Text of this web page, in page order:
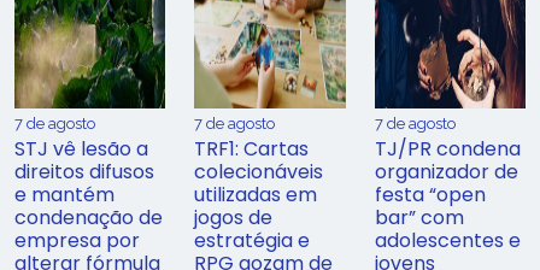
7 de agosto
STJ vê lesão a
direitos difusos
e mantém
condenação de
empresa por
alterar fórmula
7 de agosto
TRF1: Cartas
colecionáveis
utilizadas em
jogos de
estratégia e
RPG gozam de
7 de agosto
TJ/PR condena
organizador de
festa “open
bar” com
adolescentes e
jovens